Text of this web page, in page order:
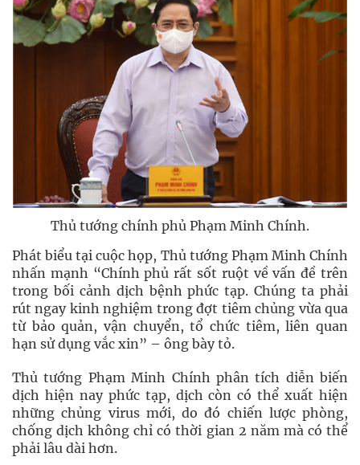
Thủ tướng chính phủ Phạm Minh Chính.
Phát biểu tại cuộc họp, Thủ tướng Phạm Minh Chính
nhấn mạnh “Chính phủ rất sốt ruột về vấn đề trên
trong bối cảnh dịch bệnh phức tạp. Chúng ta phải
rút ngay kinh nghiệm trong đợt tiêm chủng vừa qua
từ bảo quản, vận chuyển, tổ chức tiêm, liên quan
hạn sử dụng vắc xin” – ông bày tỏ.
Thủ tướng Phạm Minh Chính phân tích diễn biến
dịch hiện nay phức tạp, dịch còn có thể xuất hiện
những chủng virus mới, do đó chiến lược phòng,
chống dịch không chỉ có thời gian 2 năm mà có thể
phải lâu dài hơn.